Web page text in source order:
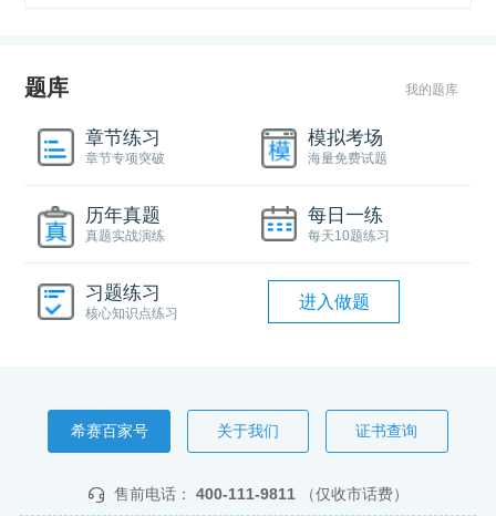
题库 我的题库
章节练习
章节专项突破
模拟考场
海量免费试题
历年真题
真题实战演练
每日一练
每天10题练习
习题练习
核心知识点练习
进入做题
希赛百家号 关于我们 证书查询
售前电话： 400-111-9811 （仅收市话费）